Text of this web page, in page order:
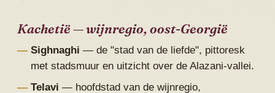
Kachetië — wijnregio, oost-Georgië
Sighnaghi — de "stad van de liefde", pittoresk
met stadsmuur en uitzicht over de Alazani-vallei.
Telavi — hoofdstad van de wijnregio,